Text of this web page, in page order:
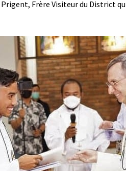
Prigent, Frère Visiteur du District